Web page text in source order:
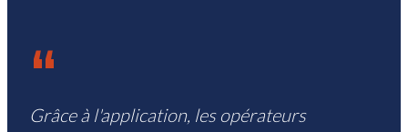
“
Grâce à l'application, les opérateurs